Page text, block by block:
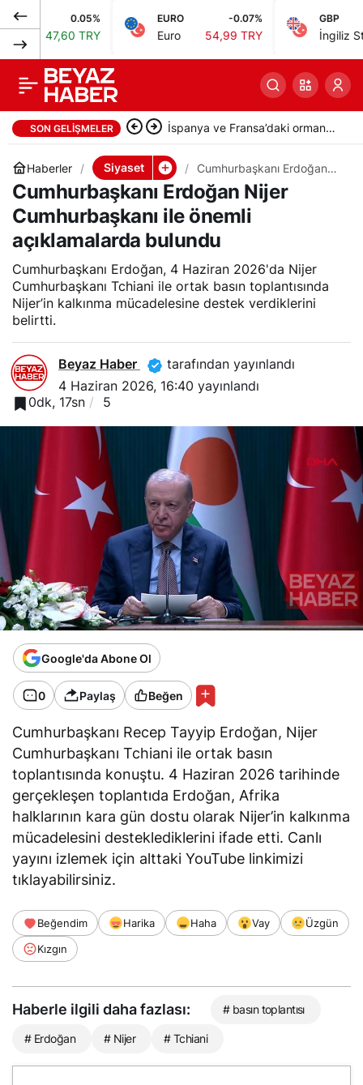
47,60 TRY
EURO
Euro 54,99 TRY
GBP
İngiliz Sterlini
SON GELIŞMELER İspanya ve Fransa’daki orman
yangınlarına müdahale eden 4
uçak Türkiye’ye döndü
Haberler Siyaset
Cumhurbaşkanı Erdoğan
Nijer Cumhurbaşkanı ile
önemli açıklamalarda
bulundu
Cumhurbaşkanı Erdoğan Nijer
Cumhurbaşkanı ile önemli
açıklamalarda bulundu
Cumhurbaşkanı Erdoğan, 4 Haziran 2026'da Nijer
Cumhurbaşkanı Tchiani ile ortak basın toplantısında
Nijer’in kalkınma mücadelesine destek verdiklerini
belirtti.
Beyaz Haber
tarafından yayınlandı
4 Haziran 2026, 16:40 yayınlandı
0dk, 17sn
5
Google'da Abone Ol
0 Paylaş Beğen
Cumhurbaşkanı Recep Tayyip Erdoğan, Nijer
Cumhurbaşkanı Tchiani ile ortak basın
toplantısında konuştu. 4 Haziran 2026 tarihinde
gerçekleşen toplantıda Erdoğan, Afrika
halklarının kara gün dostu olarak Nijer’in kalkınma
mücadelesini desteklediklerini ifade etti. Canlı
yayını izlemek için alttaki YouTube linkimizi
tıklayabilirsiniz.
Beğendim Harika Haha Vay
Üzgün
Kızgın
Haberle ilgili daha fazlası: # basın toplantısı
# Erdoğan # Nijer # Tchiani
CHP’de YDK
Başkanlığı’na Mahir
Polat seçildi
Paylaş